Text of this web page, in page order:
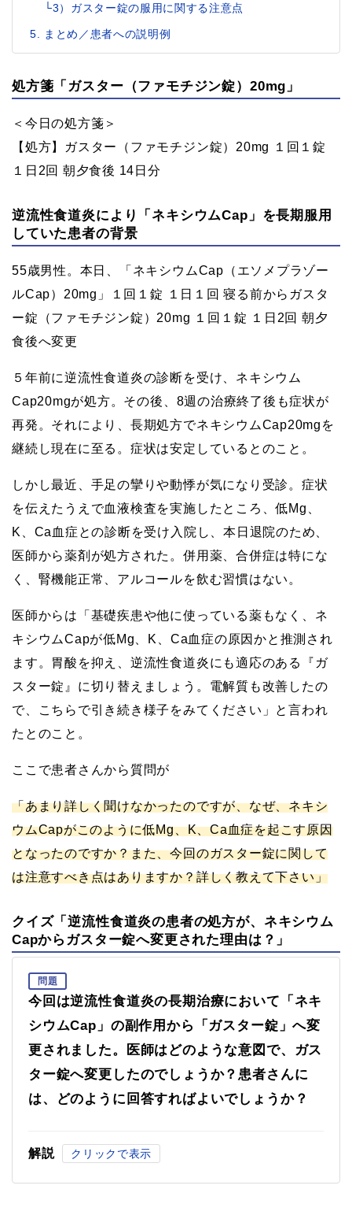
└3）ガスター錠の服用に関する注意点
まとめ／患者への説明例
処方箋「ガスター（ファモチジン錠）20mg」
＜今日の処方箋＞
【処方】ガスター（ファモチジン錠）20mg １回１錠
１日2回 朝夕食後 14日分
逆流性食道炎により「ネキシウムCap」を長期服用
していた患者の背景
55歳男性。本日、「ネキシウムCap（エソメプラゾー
ルCap）20mg」１回１錠 １日１回 寝る前からガスタ
ー錠（ファモチジン錠）20mg １回１錠 １日2回 朝夕
食後へ変更
５年前に逆流性食道炎の診断を受け、ネキシウム
Cap20mgが処方。その後、8週の治療終了後も症状が
再発。それにより、長期処方でネキシウムCap20mgを
継続し現在に至る。症状は安定しているとのこと。
しかし最近、手足の攣りや動悸が気になり受診。症状
を伝えたうえで血液検査を実施したところ、低Mg、
K、Ca血症との診断を受け入院し、本日退院のため、
医師から薬剤が処方された。併用薬、合併症は特にな
く、腎機能正常、アルコールを飲む習慣はない。
医師からは「基礎疾患や他に使っている薬もなく、ネ
キシウムCapが低Mg、K、Ca血症の原因かと推測され
ます。胃酸を抑え、逆流性食道炎にも適応のある『ガ
スター錠』に切り替えましょう。電解質も改善したの
で、こちらで引き続き様子をみてください」と言われ
たとのこと。
ここで患者さんから質問が
「あまり詳しく聞けなかったのですが、なぜ、ネキシ
ウムCapがこのように低Mg、K、Ca血症を起こす原因
となったのですか？また、今回のガスター錠に関して
は注意すべき点はありますか？詳しく教えて下さい」
クイズ「逆流性食道炎の患者の処方が、ネキシウム
Capからガスター錠へ変更された理由は？」
問題
今回は逆流性食道炎の長期治療において「ネキ
シウムCap」の副作用から「ガスター錠」へ変
更されました。医師はどのような意図で、ガス
ター錠へ変更したのでしょうか？患者さんに
は、どのように回答すればよいでしょうか？
解説 クリックで表示